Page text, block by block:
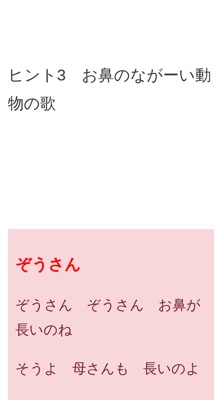
ヒント3 お鼻のながーい動
物の歌
ぞうさん
ぞうさん ぞうさん お鼻が
長いのね
そうよ 母さんも 長いのよ